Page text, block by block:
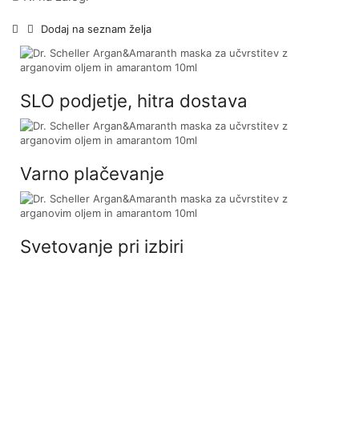
Dodaj na seznam želja
SLO podjetje, hitra dostava
Varno plačevanje
Svetovanje pri izbiri